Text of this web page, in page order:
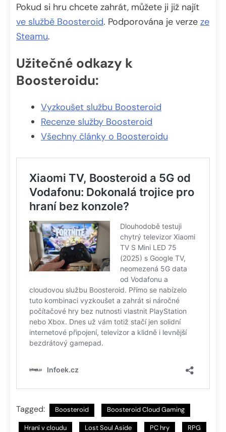
Pokud si hru chcete zahrát, můžete ji již najít
ve službě Boosteroid. Podporována je verze ze
Steamu.
Užitečné odkazy k
Boosteroidu:
Vyzkoušet službu Boosteroid
Recenze služby Boosteroid
Všechny články o Boosteroidu
Tagged: Boosteroid Boosteroid Cloud Gaming
Hraní v cloudu Lost Soul Aside PC hry RPG